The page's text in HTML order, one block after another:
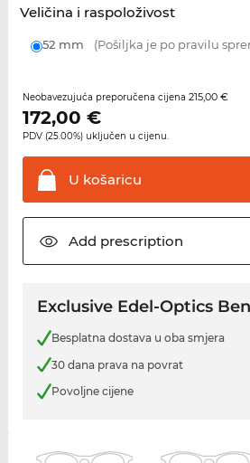
Veličina i raspoloživost
52 mm (Pošiljka je po pravilu
Neobavezujuća preporučena cijena 215,00 €
172,00 €
PDV (25.00%) uključen u cijenu.
U košaricu
Add prescription
Exclusive Edel-Optics
Besplatna dostava u oba smjera
30 dana prava na povrat
Povoljne cijene